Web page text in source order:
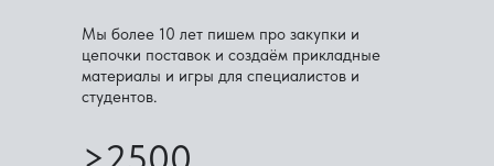
Мы более 10 лет пишем про закупки и
цепочки поставок и создаём прикладные
материалы и игры для специалистов и
студентов.